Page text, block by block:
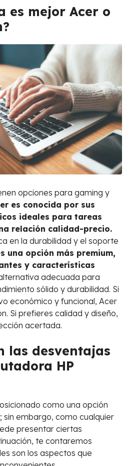
es mejor Acer o
opciones para gaming y
es conocida por sus
ideales para tareas
relación calidad-precio.
en la durabilidad y el soporte
una opción más premium,
y características
adecuada para
sólido y durabilidad. Si
económico y funcional, Acer
Si prefieres calidad y diseño,
acertada.
las desventajas
HP
como una opción
sin embargo, como cualquier
presentar ciertas
te contaremos
son los aspectos que